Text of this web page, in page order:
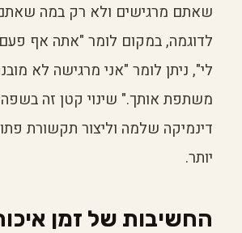
שאתם מרגישים ולא רק במה
לדוגמה, במקום לומר "אתה אף
לי", ניתן לומר "אני מרגישה לא
משתפת אותך." שינוי קטן זה בשפה
דינמיקה שלמה וליצור תקשורת
יותר.
החשיבות של זמן